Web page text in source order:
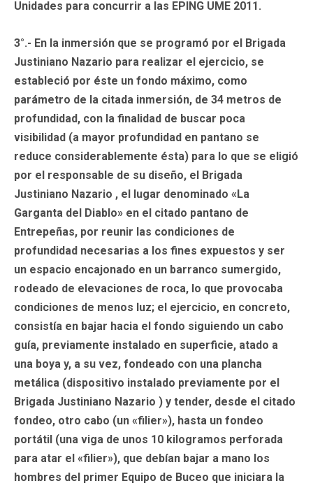
Unidades para concurrir a las EPING UME 2011.
3°.- En la inmersión que se programó por el Brigada
Justiniano Nazario para realizar el ejercicio, se
estableció por éste un fondo máximo, como
parámetro de la citada inmersión, de 34 metros de
profundidad, con la finalidad de buscar poca
visibilidad (a mayor profundidad en pantano se
reduce considerablemente ésta) para lo que se eligió
por el responsable de su diseño, el Brigada
Justiniano Nazario , el lugar denominado «La
Garganta del Diablo» en el citado pantano de
Entrepeñas, por reunir las condiciones de
profundidad necesarias a los fines expuestos y ser
un espacio encajonado en un barranco sumergido,
rodeado de elevaciones de roca, lo que provocaba
condiciones de menos luz; el ejercicio, en concreto,
consistía en bajar hacia el fondo siguiendo un cabo
guía, previamente instalado en superficie, atado a
una boya y, a su vez, fondeado con una plancha
metálica (dispositivo instalado previamente por el
Brigada Justiniano Nazario ) y tender, desde el citado
fondeo, otro cabo (un «filier»), hasta un fondeo
portátil (una viga de unos 10 kilogramos perforada
para atar el «filier»), que debían bajar a mano los
hombres del primer Equipo de Buceo que iniciara la